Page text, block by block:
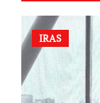
IRAS